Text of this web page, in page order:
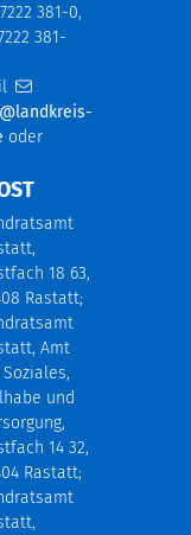
381-0,
381-
oder
18 63,
Rastatt;
Amt
und
14 32,
Rastatt;